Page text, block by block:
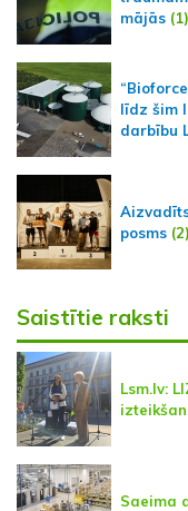
mājās (1)
līdz šim
darbību
posms (2)
Saistītie raksti
Lsm.lv:
Saeima